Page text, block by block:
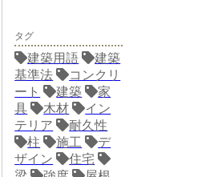
タグ
建築用語
建築
基準法
コンクリ
ート
建築
家
具
木材
イン
テリア
耐久性
柱
施工
デ
ザイン
住宅